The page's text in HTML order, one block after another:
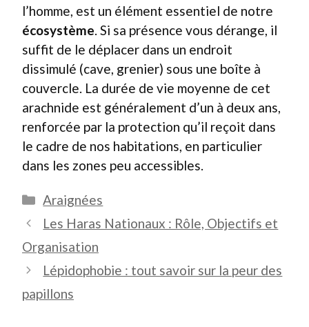
l’homme, est un élément essentiel de notre
écosystème. Si sa présence vous dérange, il
suffit de le déplacer dans un endroit
dissimulé (cave, grenier) sous une boîte à
couvercle. La durée de vie moyenne de cet
arachnide est généralement d’un à deux ans,
renforcée par la protection qu’il reçoit dans
le cadre de nos habitations, en particulier
dans les zones peu accessibles.
Catégories
Araignées
Les Haras Nationaux : Rôle, Objectifs et
Organisation
Lépidophobie : tout savoir sur la peur des
papillons